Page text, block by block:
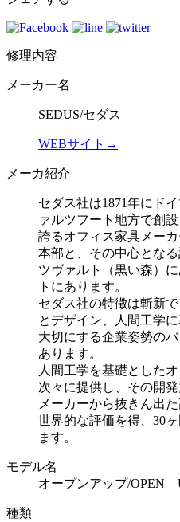
修理内容
メーカー名
SEDUS/セダス
WEBサイト→
メーカ紹介
セダス社は1871年にド
ァルツフート地方で創
誇るオフィス家具メーカ
本部と、その中心とな
ツヴァルト（黒い森）
トにあります。
セダス社の特徴は斬新
とデザイン、人間工学
大切にする企業姿勢の
あります。
人間工学を基礎とした
次々に提供し、その開
メーカーから抜きん出
世界的な評価を得、30
ます。
モデル名
オープンアップ/OPEN
種類